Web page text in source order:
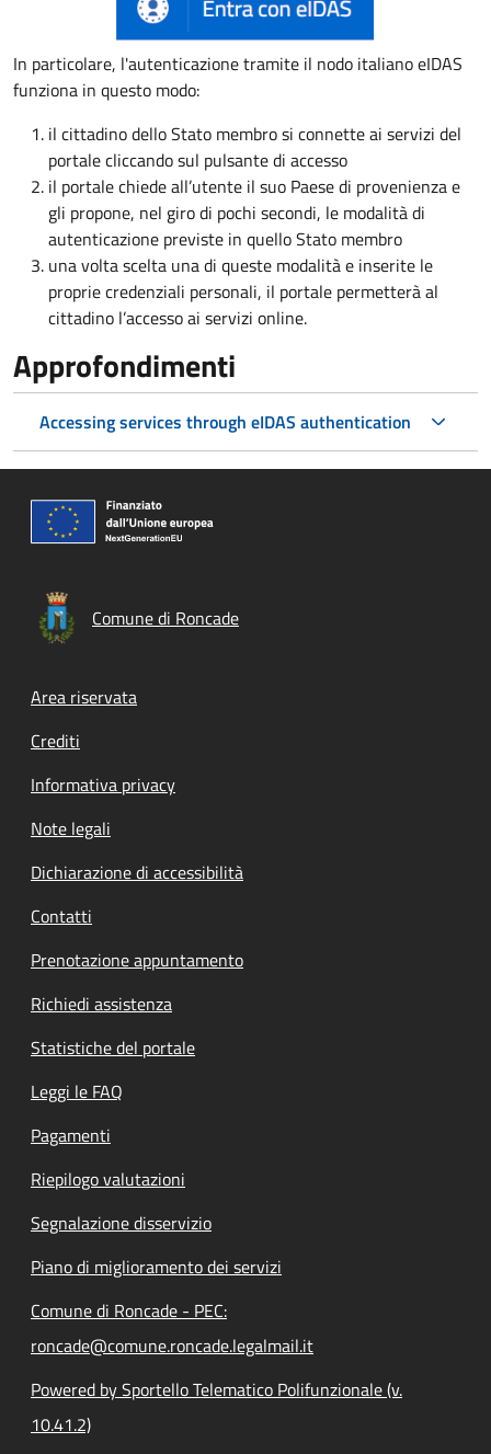
In particolare, l'autenticazione tramite il nodo italiano eIDAS
funziona in questo modo:
il cittadino dello Stato membro si connette ai servizi del
portale cliccando sul pulsante di accesso
il portale chiede all’utente il suo Paese di provenienza e
gli propone, nel giro di pochi secondi, le modalità di
autenticazione previste in quello Stato membro
una volta scelta una di queste modalità e inserite le
proprie credenziali personali, il portale permetterà al
cittadino l’accesso ai servizi online.
Approfondimenti
Accessing services through eIDAS authentication
Comune di Roncade
Footer menu
Area riservata
Crediti
Informativa privacy
Note legali
Dichiarazione di accessibilità
Contatti
Prenotazione appuntamento
Richiedi assistenza
Statistiche del portale
Leggi le FAQ
Pagamenti
Riepilogo valutazioni
Segnalazione disservizio
Piano di miglioramento dei servizi
Comune di Roncade - PEC:
roncade@comune.roncade.legalmail.it
Powered by Sportello Telematico Polifunzionale (v.
10.41.2)